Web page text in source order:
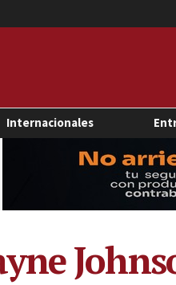
Internacionales